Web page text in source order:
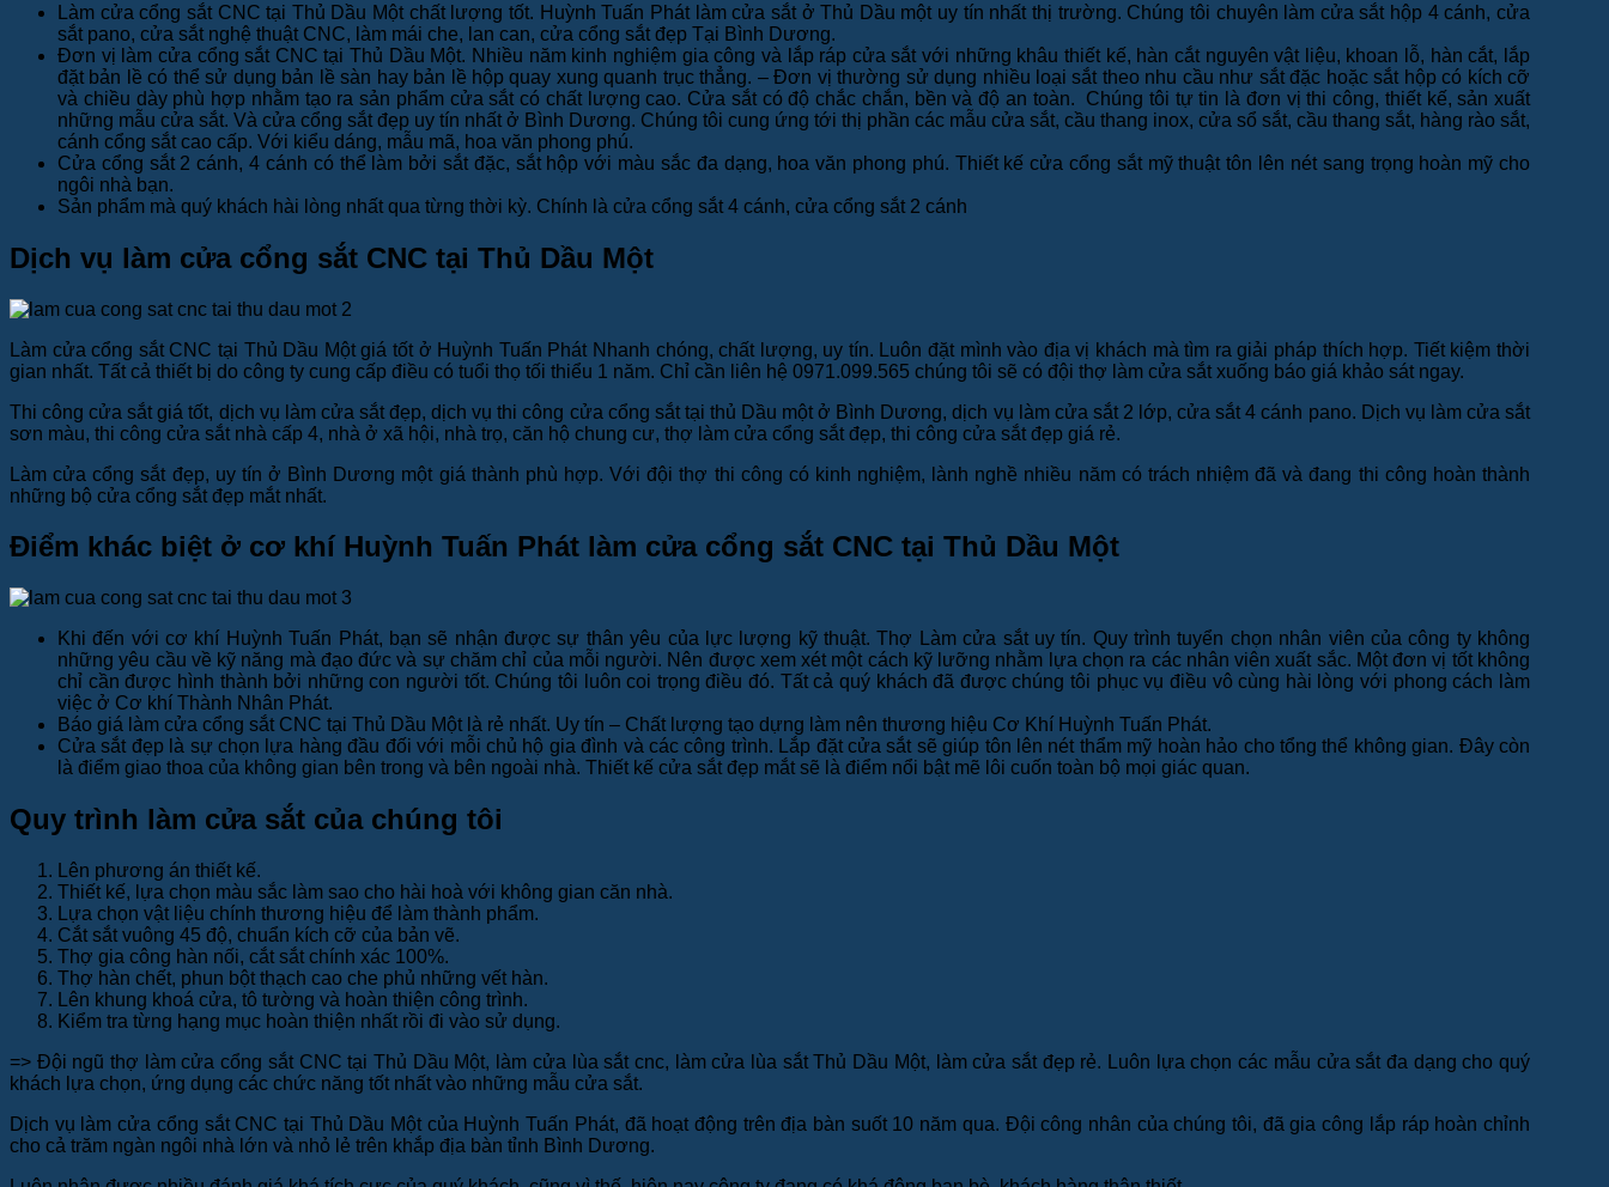
Làm cửa cổng sắt CNC tại Thủ Dầu Một chất lượng tốt. Huỳnh Tuấn Phát làm cửa sắt ở Thủ Dầu một uy tín nhất thị trường. Chúng tôi chuyên làm cửa sắt hộp 4 cánh, cửa
sắt pano, cửa sắt nghệ thuật CNC, làm mái che, lan can, cửa cổng sắt đẹp Tại Bình Dương.
Đơn vị làm cửa cổng sắt CNC tại Thủ Dầu Một. Nhiều năm kinh nghiệm gia công và lắp ráp cửa sắt với những khâu thiết kế, hàn cắt nguyên vật liệu, khoan lỗ, hàn cắt, lắp
đặt bản lề có thể sử dụng bản lề sàn hay bản lề hộp quay xung quanh trục thẳng. – Đơn vị thường sử dụng nhiều loại sắt theo nhu cầu như sắt đặc hoặc sắt hộp có kích cỡ
và chiều dày phù hợp nhằm tạo ra sản phẩm cửa sắt có chất lượng cao. Cửa sắt có độ chắc chắn, bền và độ an toàn. Chúng tôi tự tin là đơn vị thi công, thiết kế, sản xuất
những mẫu cửa sắt. Và cửa cổng sắt đẹp uy tín nhất ở Bình Dương. Chúng tôi cung ứng tới thị phần các mẫu cửa sắt, cầu thang inox, cửa sổ sắt, cầu thang sắt, hàng rào sắt,
cánh cổng sắt cao cấp. Với kiểu dáng, mẫu mã, hoa văn phong phú.
Cửa cổng sắt 2 cánh, 4 cánh có thể làm bởi sắt đặc, sắt hộp với màu sắc đa dạng, hoa văn phong phú. Thiết kế cửa cổng sắt mỹ thuật tôn lên nét sang trọng hoàn mỹ cho
ngôi nhà bạn.
Sản phẩm mà quý khách hài lòng nhất qua từng thời kỳ. Chính là cửa cổng sắt 4 cánh, cửa cổng sắt 2 cánh
Dịch vụ làm cửa cổng sắt CNC tại Thủ Dầu Một
Làm cửa cổng sắt CNC tại Thủ Dầu Một giá tốt ở Huỳnh Tuấn Phát Nhanh chóng, chất lượng, uy tín. Luôn đặt mình vào địa vị khách mà tìm ra giải pháp thích hợp. Tiết kiệm thời
gian nhất. Tất cả thiết bị do công ty cung cấp điều có tuổi thọ tối thiểu 1 năm. Chỉ cần liên hệ 0971.099.565 chúng tôi sẽ có đội thợ làm cửa sắt xuống báo giá khảo sát ngay.
Thi công cửa sắt giá tốt, dịch vụ làm cửa sắt đẹp, dịch vụ thi công cửa cổng sắt tại thủ Dầu một ở Bình Dương, dịch vụ làm cửa sắt 2 lớp, cửa sắt 4 cánh pano. Dịch vụ làm cửa sắt
sơn màu, thi công cửa sắt nhà cấp 4, nhà ở xã hội, nhà trọ, căn hộ chung cư, thợ làm cửa cổng sắt đẹp, thi công cửa sắt đẹp giá rẻ.
Làm cửa cổng sắt đẹp, uy tín ở Bình Dương một giá thành phù hợp. Với đội thợ thi công có kinh nghiệm, lành nghề nhiều năm có trách nhiệm đã và đang thi công hoàn thành
những bộ cửa cổng sắt đẹp mắt nhất.
Điểm khác biệt ở cơ khí Huỳnh Tuấn Phát làm cửa cổng sắt CNC tại Thủ Dầu Một
Khi đến với cơ khí Huỳnh Tuấn Phát, bạn sẽ nhận được sự thân yêu của lực lượng kỹ thuật. Thợ Làm cửa sắt uy tín. Quy trình tuyển chọn nhân viên của công ty không
những yêu cầu về kỹ năng mà đạo đức và sự chăm chỉ của mỗi người. Nên được xem xét một cách kỹ lưỡng nhằm lựa chọn ra các nhân viên xuất sắc. Một đơn vị tốt không
chỉ cần được hình thành bởi những con người tốt. Chúng tôi luôn coi trọng điều đó. Tất cả quý khách đã được chúng tôi phục vụ điều vô cùng hài lòng với phong cách làm
việc ở Cơ khí Thành Nhân Phát.
Báo giá làm cửa cổng sắt CNC tại Thủ Dầu Một là rẻ nhất. Uy tín – Chất lượng tạo dựng làm nên thương hiệu Cơ Khí Huỳnh Tuấn Phát.
Cửa sắt đẹp là sự chọn lựa hàng đầu đối với mỗi chủ hộ gia đình và các công trình. Lắp đặt cửa sắt sẽ giúp tôn lên nét thẩm mỹ hoàn hảo cho tổng thể không gian. Đây còn
là điểm giao thoa của không gian bên trong và bên ngoài nhà. Thiết kế cửa sắt đẹp mắt sẽ là điểm nổi bật mẽ lôi cuốn toàn bộ mọi giác quan.
Quy trình làm cửa sắt của chúng tôi
Lên phương án thiết kế.
Thiết kế, lựa chọn màu sắc làm sao cho hài hoà với không gian căn nhà.
Lựa chọn vật liệu chính thương hiệu để làm thành phẩm.
Cắt sắt vuông 45 độ, chuẩn kích cỡ của bản vẽ.
Thợ gia công hàn nối, cắt sắt chính xác 100%.
Thợ hàn chết, phun bột thạch cao che phủ những vết hàn.
Lên khung khoá cửa, tô tường và hoàn thiện công trình.
Kiểm tra từng hạng mục hoàn thiện nhất rồi đi vào sử dụng.
=> Đội ngũ thợ làm cửa cổng sắt CNC tại Thủ Dầu Một, làm cửa lùa sắt cnc, làm cửa lùa sắt Thủ Dầu Một, làm cửa sắt đẹp rẻ. Luôn lựa chọn các mẫu cửa sắt đa dạng cho quý
khách lựa chọn, ứng dụng các chức năng tốt nhất vào những mẫu cửa sắt.
Dịch vụ làm cửa cổng sắt CNC tại Thủ Dầu Một của Huỳnh Tuấn Phát, đã hoạt động trên địa bàn suốt 10 năm qua. Đội công nhân của chúng tôi, đã gia công lắp ráp hoàn chỉnh
cho cả trăm ngàn ngôi nhà lớn và nhỏ lẻ trên khắp địa bàn tỉnh Bình Dương.